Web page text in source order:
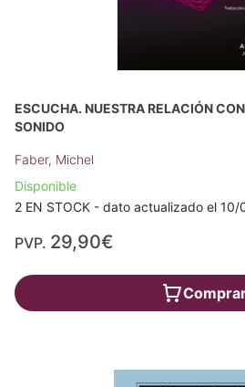
ESCUCHA. NUESTRA RELACIÓN
SONIDO
Faber, Michel
Disponible
2 EN STOCK - dato actualizado el
PVP. 29,90€